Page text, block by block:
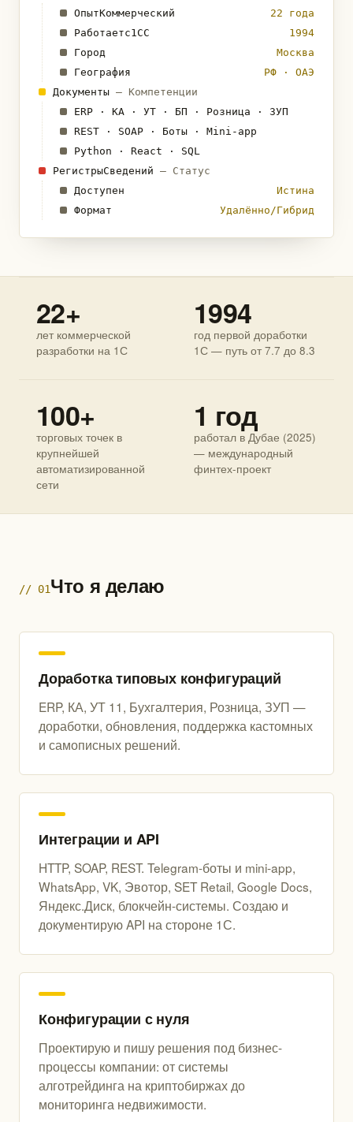
ОпытКоммерческий
22 года
Работаетс1СС
1994
Город
Москва
География
РФ · ОАЭ
Документы — Компетенции
ERP · КА · УТ · БП · Розница · ЗУП
REST · SOAP · Боты · Mini-app
Python · React · SQL
РегистрыСведений — Статус
Доступен
Истина
Формат
Удалённо/Гибрид
22+
лет коммерческой
разработки на 1С
1994
год первой доработки
1С — путь от 7.7 до 8.3
100+
торговых точек в
крупнейшей
автоматизированной
сети
1 год
работал в Дубае (2025)
— международный
финтех-проект
// 01Что я делаю
Доработка типовых конфигураций
ERP, КА, УТ 11, Бухгалтерия, Розница, ЗУП —
доработки, обновления, поддержка кастомных
и самописных решений.
Интеграции и API
HTTP, SOAP, REST. Telegram-боты и mini-app,
WhatsApp, VK, Эвотор, SET Retail, Google Docs,
Яндекс.Диск, блокчейн-системы. Создаю и
документирую API на стороне 1С.
Конфигурации с нуля
Проектирую и пишу решения под бизнес-
процессы компании: от системы
алготрейдинга на криптобиржах до
мониторинга недвижимости.